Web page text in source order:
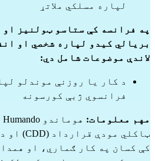
لپاره مسلکي ملاتړ
لاندې موضوعات شامل دي:
فرانسوي ژبې کورسونه
مهم معلومات: